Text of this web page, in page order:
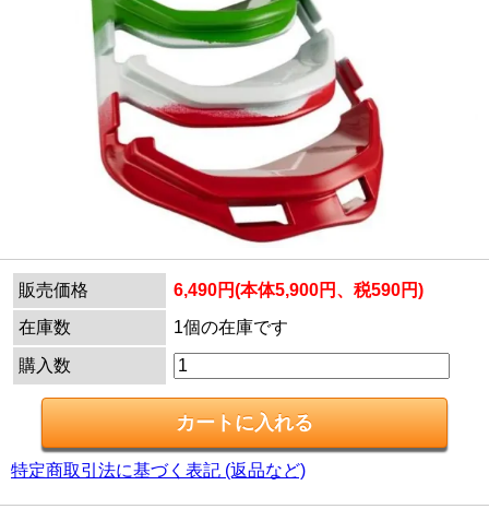
販売価格
6,490円(本体5,900円、税590円)
在庫数
1個の在庫です
購入数
特定商取引法に基づく表記 (返品など)